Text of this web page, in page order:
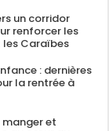
un corridor
renforcer les
les Caraïbes
: dernières
la rentrée à
manger et